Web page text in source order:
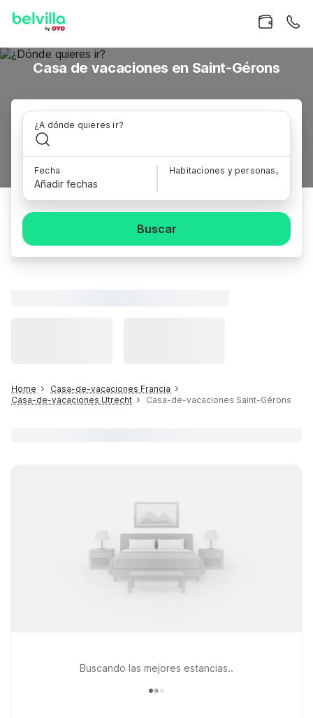
Casa de vacaciones en Saint-Gérons
¿A dónde quieres ir?
Fecha
Añadir fechas
Habitaciones y personas,
Buscar
Home
Casa-de-vacaciones Francia
Casa-de-vacaciones Utrecht
Casa-de-vacaciones Saint-Gérons
Buscando las mejores estancias..